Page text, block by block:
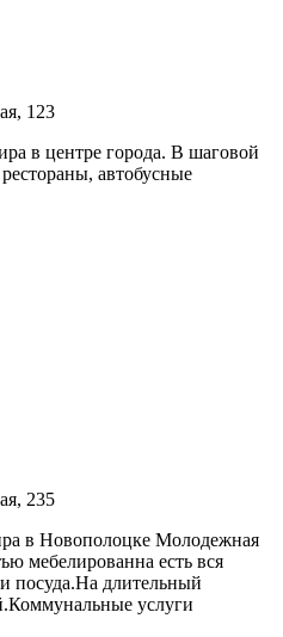
123
в центре города. В шаговой
автобусные
235
в Новополоцке Молодежная
мебелированна есть вся
посуда.На длительный
услуги